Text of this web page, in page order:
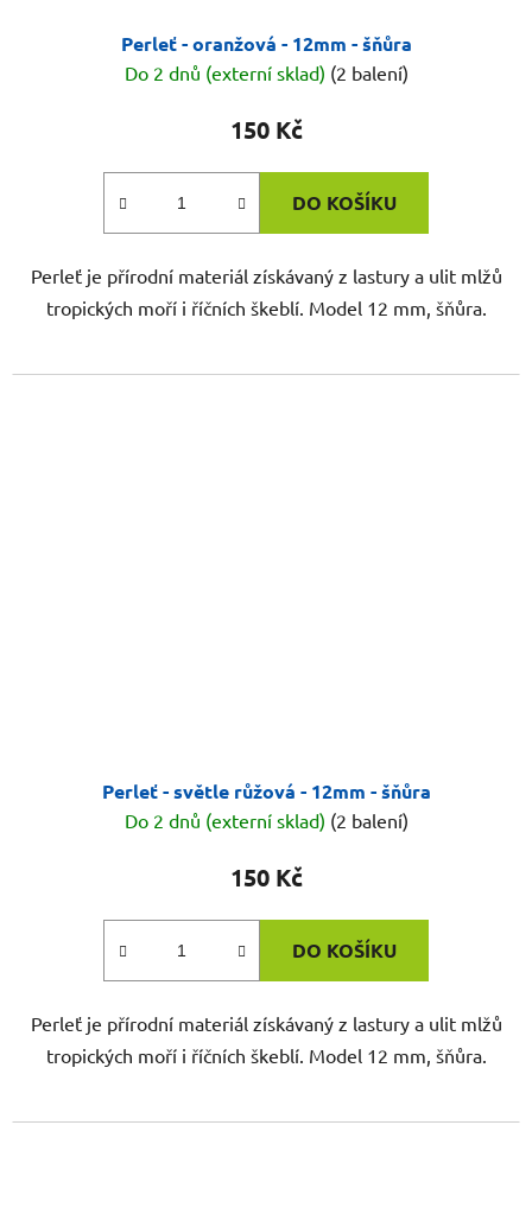
Perleť - oranžová - 12mm - šňůra
Do 2 dnů (externí sklad) (2 balení)
150 Kč
DO KOŠÍKU
Perleť je přírodní materiál získávaný z lastury a ulit mlžů
tropických moří i říčních škeblí. Model 12 mm, šňůra.
Perleť - světle růžová - 12mm - šňůra
Do 2 dnů (externí sklad) (2 balení)
150 Kč
DO KOŠÍKU
Perleť je přírodní materiál získávaný z lastury a ulit mlžů
tropických moří i říčních škeblí. Model 12 mm, šňůra.